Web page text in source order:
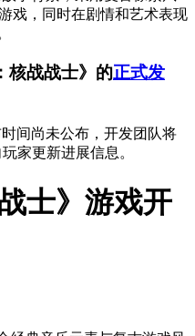
戏，同时在剧情和艺术表现
核战战士》的正式发
间尚未公布，开发团队将
家更新进展信息。
士》游戏开